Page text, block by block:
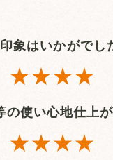
象はいかがでし
★★★★
の使い心地仕上
★★★★